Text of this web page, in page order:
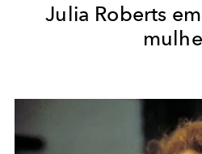
Julia Roberts